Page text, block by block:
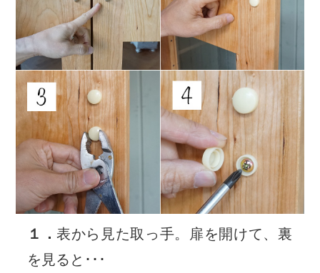
１．表から見た取っ手。扉を開けて、裏
を見ると･･･